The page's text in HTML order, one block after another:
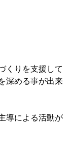
くりを支援して
深める事が出来
導による活動が